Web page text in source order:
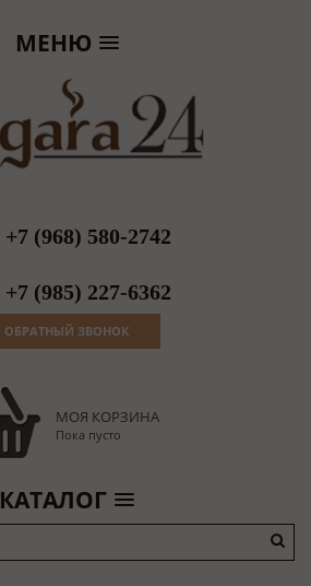
МЕНЮ
+7 (968) 580-2742
+7 (985) 227-6362
ОБРАТНЫЙ ЗВОНОК
МОЯ КОРЗИНА
Пока пусто
КАТАЛОГ